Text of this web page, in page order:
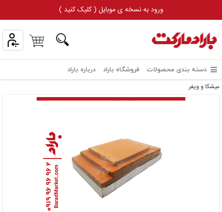
ورود به نسخه ی موبایل ( کلیک کنید )
دسته بندی محصولات فروشگاه باراد درباره باراد
میشکا و ویفر